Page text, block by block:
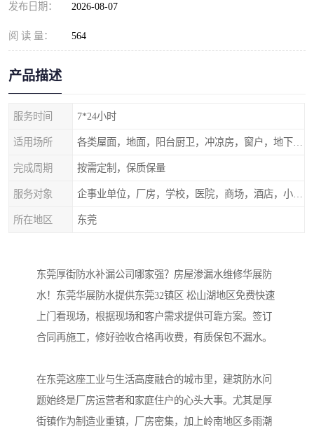
发布日期： 2026-08-07
阅 读 量： 564
产品描述
服务时间 7*24小时
适用场所
完成周期 按需定制，保质保量
服务对象
所在地区 东莞
东莞厚街防水补漏公司哪家强？房屋渗漏水维修华展防
水！东莞华展防水提供东莞32镇区 松山湖地区免费快速
上门看现场，根据现场和客户需求提供可靠方案。签订
合同再施工，修好验收合格再收费，有质保包不漏水。
在东莞这座工业与生活高度融合的城市里，建筑防水问
题始终是厂房运营者和家庭住户的心头大事。尤其是厚
街镇作为制造业重镇，厂房密集，加上岭南地区多雨潮